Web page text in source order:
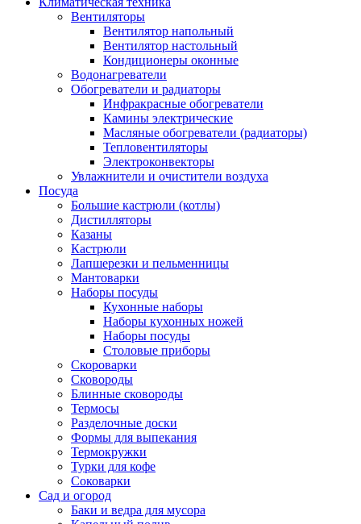
Вентиляторы
Вентилятор напольный
Вентилятор настольный
Кондиционеры оконные
Водонагреватели
Обогреватели и радиаторы
Инфракрасные обогреватели
Камины электрические
Масляные обогреватели (радиаторы)
Тепловентиляторы
Электроконвекторы
Увлажнители и очистители воздуха
Посуда
Большие кастрюли (котлы)
Дистилляторы
Казаны
Кастрюли
Лапшерезки и пельменницы
Мантоварки
Наборы посуды
Кухонные наборы
Наборы кухонных ножей
Наборы посуды
Столовые приборы
Скороварки
Сковороды
Блинные сковороды
Термосы
Разделочные доски
Формы для выпекания
Термокружки
Турки для кофе
Соковарки
Сад и огород
Баки и ведра для мусора